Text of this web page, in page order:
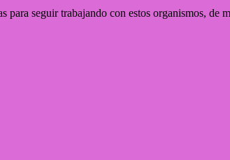
para seguir trabajando con estos organismos,